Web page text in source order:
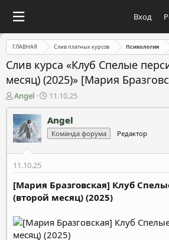
Вход
ГЛАВНАЯ Слив платных курсов Психология
Слив курса «Клуб Спелые
месяц) (2025)» [Мария
А
в
т
о
р
м
ы
Angel
Д
а
т
а
н
а
л
а
11.10.25
Angel
Команда форума Редактор
11.10.25
[Мария Бразговская] Клуб
(второй месяц) (2025)